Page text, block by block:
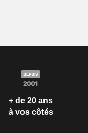
+ de 20 ans
à vos côtés